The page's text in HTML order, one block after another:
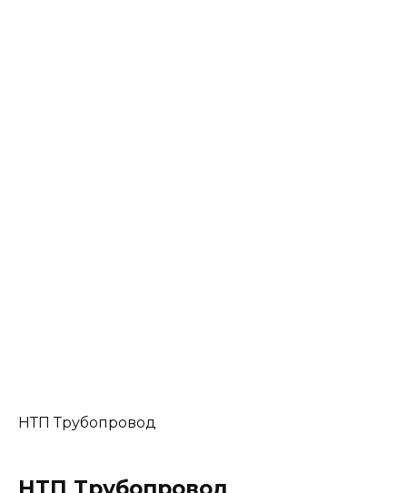
НТП Трубопровод